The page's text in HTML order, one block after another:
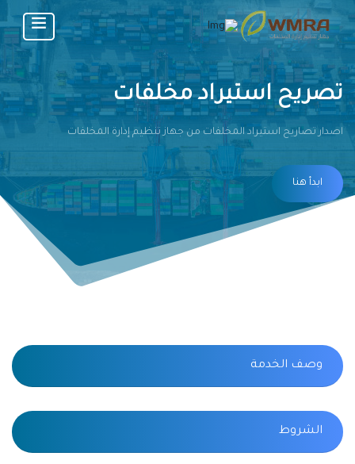
تصريح استيراد مخلفات
اصدار تصاريح استيراد المخلفات من جهاز تنظيم إدارة المخلفات
ابدأ هنا
وصف الخدمة
الشروط